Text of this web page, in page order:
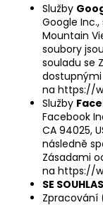
Služby
Google
Mountain
soubory
souladu se
dostupnými
na https://
Služby
Facebook
CA 94025,
následně
Zásadami
na https://
SE
Zpracování